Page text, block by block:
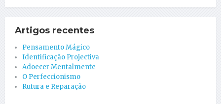
Artigos recentes
Pensamento Mágico
Identificação Projectiva
Adoecer Mentalmente
O Perfeccionismo
Rutura e Reparação